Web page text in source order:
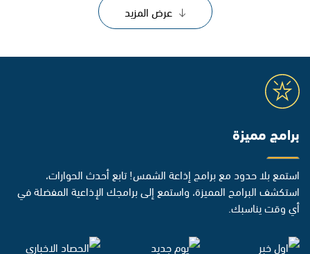
عرض المزيد
برامج مميزة
استمع بلا حدود مع برامج إذاعة الشمس! تابع أحدث الحوارات،
استكشف البرامج المميزة، واستمع إلى برامجك الإذاعية المفضلة في
أي وقت يناسبك.